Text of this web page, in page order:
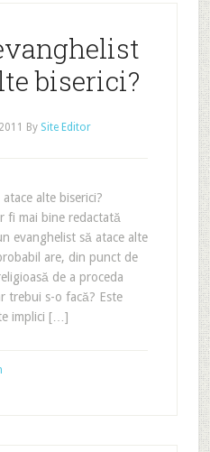
biserici?
By Site Editor
alte biserici?
fi mai bine redactată
evanghelist să atace alte
are, din punct de
de a proceda
trebui s-o facă? Este
implici […]